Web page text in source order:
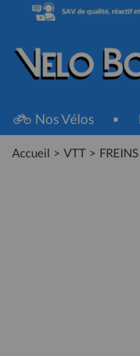
Nos Vélos
Accueil > VTT > FREINS